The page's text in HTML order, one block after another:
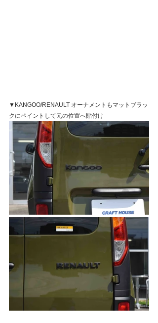
▼KANGOO/RENAULT オーナメントもマットブラッ
クにペイントして元の位置へ貼付け